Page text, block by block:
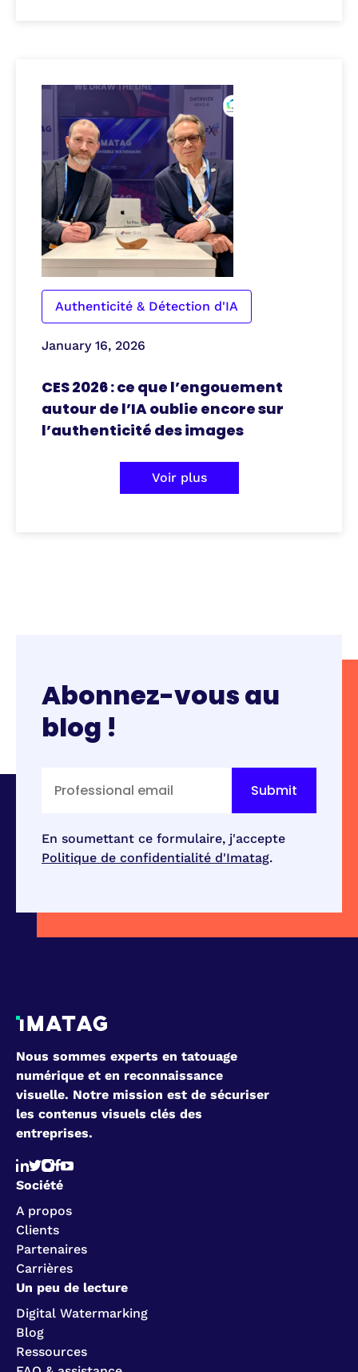
Authenticité & Détection d'IA
January 16, 2026
CES 2026 : ce que l’engouement
autour de l’IA oublie encore sur
l’authenticité des images
Voir plus
Abonnez-vous au
blog !
En soumettant ce formulaire, j'accepte
Politique de confidentialité d'Imatag.
Nous sommes experts en tatouage
numérique et en reconnaissance
visuelle. Notre mission est de sécuriser
les contenus visuels clés des
entreprises.
Société
A propos
Clients
Partenaires
Carrières
Un peu de lecture
Digital Watermarking
Blog
Ressources